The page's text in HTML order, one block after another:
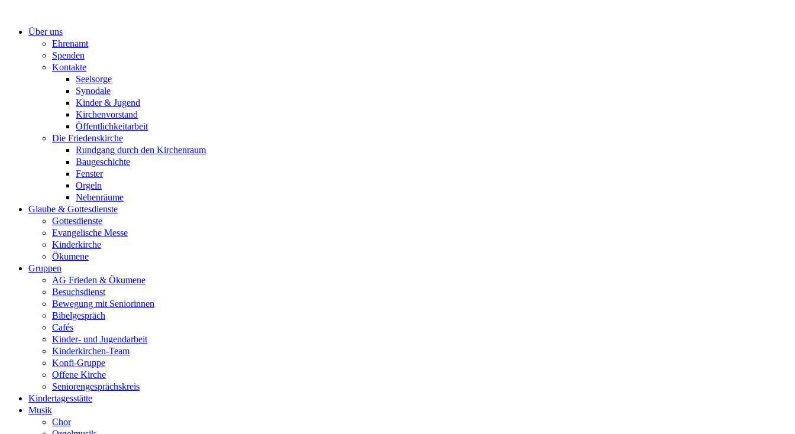
springenÜber uns
Ehrenamt
Spenden
Kontakte
Seelsorge
Synodale
Kinder & Jugend
Kirchenvorstand
Öffentlichkeitarbeit
Die Friedenskirche
Rundgang durch den Kirchenraum
Baugeschichte
Fenster
Orgeln
Nebenräume
Glaube & Gottesdienste
Gottesdienste
Evangelische Messe
Kinderkirche
Ökumene
Gruppen
AG Frieden & Ökumene
Besuchsdienst
Bewegung mit Seniorinnen
Bibelgespräch
Cafés
Kinder- und Jugendarbeit
Kinderkirchen-Team
Konfi-Gruppe
Offene Kirche
Seniorengesprächskreis
Kindertagesstätte
Musik
Chor